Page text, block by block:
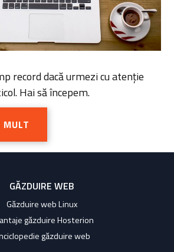
record dacă urmezi cu atenție
Hai să începem.
GĂZDUIRE WEB
Găzduire web Linux
găzduire Hosterion
găzduire web